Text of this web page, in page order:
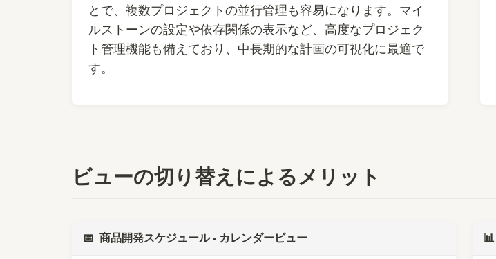
とで、複数プロジェクトの並行管理も容易になります。マイ
ルストーンの設定や依存関係の表示など、高度なプロジェク
ト管理機能も備えており、中長期的な計画の可視化に最適で
す。
ビューの切り替えによるメリット
📅 商品開発スケジュール - カレンダービュー 📊